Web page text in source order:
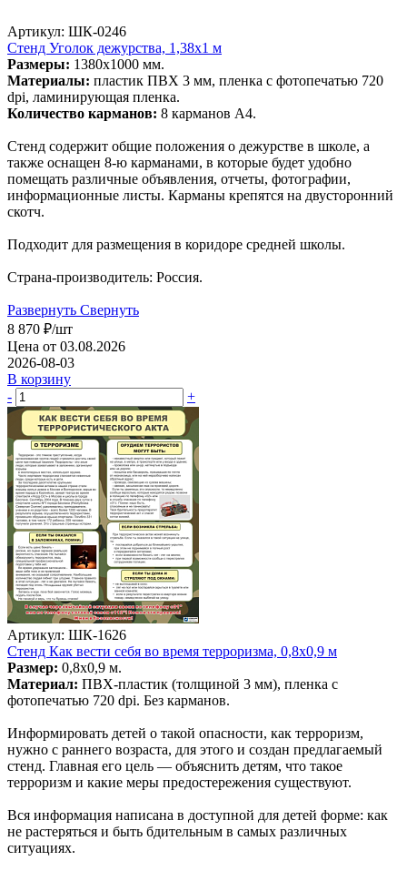
Артикул: ШК-0246
Стенд Уголок дежурства, 1,38х1 м
Размеры: 1380х1000 мм.
Материалы: пластик ПВХ 3 мм, пленка с фотопечатью 720
dpi, ламинирующая пленка.
Количество карманов: 8 карманов А4.
Стенд содержит общие положения о дежурстве в школе, а
также оснащен 8-ю карманами, в которые будет удобно
помещать различные объявления, отчеты, фотографии,
информационные листы. Карманы крепятся на двусторонний
скотч.
Подходит для размещения в коридоре средней школы.
Страна-производитель: Россия.
Развернуть Свернуть
8 870 ₽/шт
Цена от 03.08.2026
2026-08-03
В корзину
-
+
Артикул: ШК-1626
Стенд Как вести себя во время терроризма, 0,8х0,9 м
Размер: 0,8х0,9 м.
Материал: ПВХ-пластик (толщиной 3 мм), пленка с
фотопечатью 720 dpi. Без карманов.
Информировать детей о такой опасности, как терроризм,
нужно с раннего возраста, для этого и создан предлагаемый
стенд. Главная его цель — объяснить детям, что такое
терроризм и какие меры предостережения существуют.
Вся информация написана в доступной для детей форме: как
не растеряться и быть бдительным в самых различных
ситуациях.